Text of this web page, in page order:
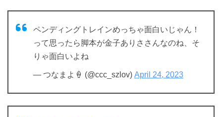
ペンディングトレインめっちゃ面白いじゃん！
って思ったら脚本が金子ありささんなのね、そ
りゃ面白いよね
— つなまよ🍦 (@ccc_szlov) April 24, 2023